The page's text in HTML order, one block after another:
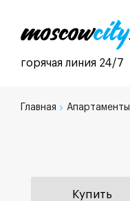
горячая линия 24/7
Главная Апартаменты
Купить